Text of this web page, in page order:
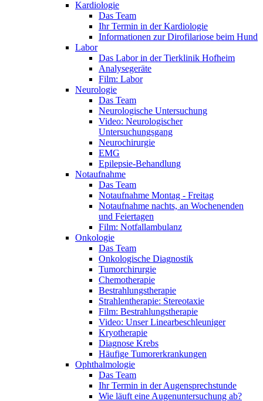
Kardiologie
Das Team
Ihr Termin in der Kardiologie
Informationen zur Dirofilariose beim Hund
Labor
Das Labor in der Tierklinik Hofheim
Analysegeräte
Film: Labor
Neurologie
Das Team
Neurologische Untersuchung
Video: Neurologischer
Untersuchungsgang
Neurochirurgie
EMG
Epilepsie-Behandlung
Notaufnahme
Das Team
Notaufnahme Montag - Freitag
Notaufnahme nachts, an Wochenenden
und Feiertagen
Film: Notfallambulanz
Onkologie
Das Team
Onkologische Diagnostik
Tumorchirurgie
Chemotherapie
Bestrahlungstherapie
Strahlentherapie: Stereotaxie
Film: Bestrahlungstherapie
Video: Unser Linearbeschleuniger
Kryotherapie
Diagnose Krebs
Häufige Tumorerkrankungen
Ophthalmologie
Das Team
Ihr Termin in der Augensprechstunde
Wie läuft eine Augenuntersuchung ab?